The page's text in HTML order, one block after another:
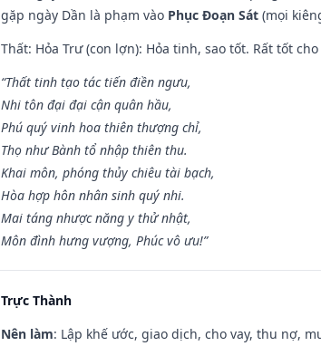
gặp ngày Dần là phạm vào Phục Đoạn Sát (mọi
Thất: Hỏa Trư (con lợn): Hỏa tinh, sao tốt. Rất tốt
“Thất tinh tạo tác tiến điền ngưu,
Nhi tôn đại đại cận quân hầu,
Phú quý vinh hoa thiên thượng chỉ,
Thọ như Bành tổ nhập thiên thu.
Khai môn, phóng thủy chiêu tài bạch,
Hòa hợp hôn nhân sinh quý nhi.
Mai táng nhược năng y thử nhật,
Môn đình hưng vượng, Phúc vô ưu!”
Trực Thành
Nên làm: Lập khế ước, giao dịch, cho vay, thu nợ,